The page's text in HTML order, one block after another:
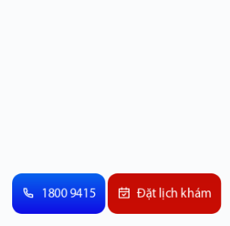
1800 9415 Đặt lịch khám